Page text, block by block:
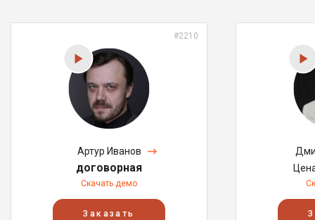
#2210
Артур Иванов
договорная
Скачать демо
Заказать